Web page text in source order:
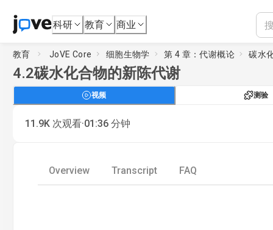
科研 教育 商业
教育 JoVE Core 细胞生物学 第 4 章：代谢概论 碳水
4.2碳水化合物的新陈代谢
视频 测验
11.9K 次观看·01:36 分钟
Overview Transcript FAQ